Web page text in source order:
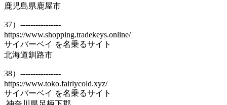
鹿児島県鹿屋市
37）----------------
https://www.shopping.tradekeys.online/
サイバーベイ を名乗るサイト
北海道釧路市
38）----------------
https://www.toko.fairlycold.xyz/
サイバーベイ を名乗るサイト